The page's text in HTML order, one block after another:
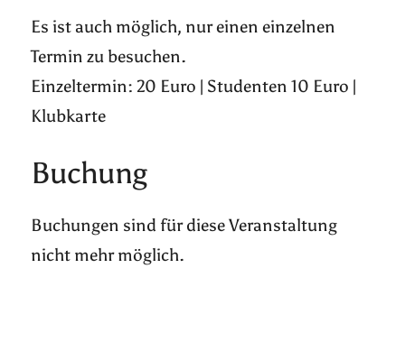
Es ist auch möglich, nur einen einzelnen
Termin zu besuchen.
Einzeltermin: 20 Euro | Studenten 10 Euro |
Klubkarte
Buchung
Buchungen sind für diese Veranstaltung
nicht mehr möglich.